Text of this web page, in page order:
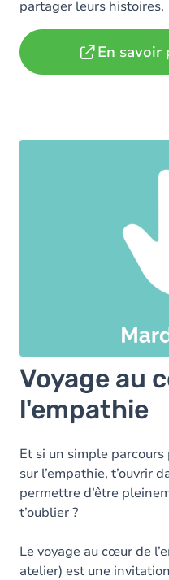
partager leurs histoires.
En savoir
Voyage au
l'empathie
Et si un simple
sur l’empathie, t’ouvrir
permettre d’être
t’oublier ?
Le voyage au cœur de
atelier) est une